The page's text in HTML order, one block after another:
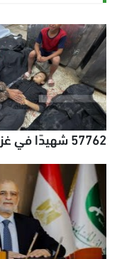
57762 شهيدًا في غزة منذ 7أكتوبر 2023